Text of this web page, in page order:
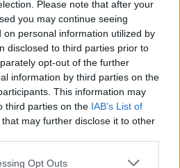
Please note that after your
you may continue seeing
on personal information utilized by
disclosed to third parties prior to
opt-out of the further
information by third parties on the
This information may
third parties on the IAB’s List of
that may further disclose it to other
Opt Outs
Χέγκσεθ»
ΔΙΑΦΗΜΙΣΗ